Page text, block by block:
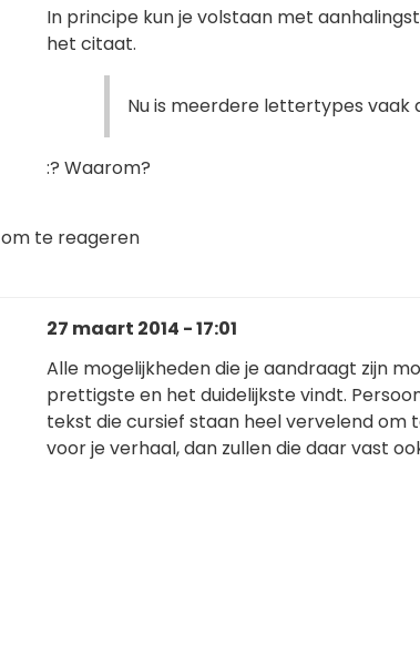
In principe kun je volstaan met
het citaat.
Nu is meerdere lettertypes vaak
:? Waarom?
om te reageren
27 maart 2014 - 17:01
Alle mogelijkheden die je aandraagt zijn
prettigste en het duidelijkste vindt.
tekst die cursief staan heel vervelend om
voor je verhaal, dan zullen die daar vast